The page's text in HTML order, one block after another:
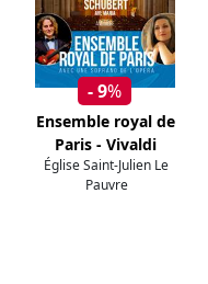
- 9%
Ensemble royal de
Paris - Vivaldi
Église Saint-Julien Le
Pauvre